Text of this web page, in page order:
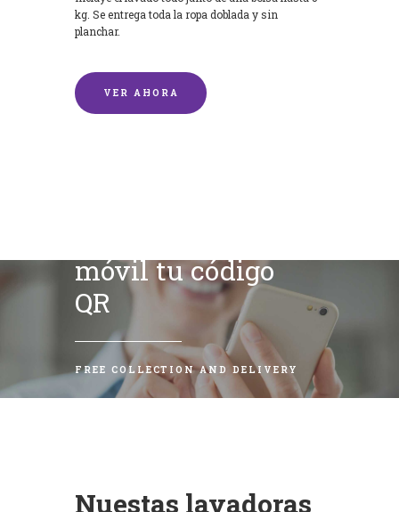
kg. Se entrega toda la ropa doblada y sin
planchar.
VER AHORA
móvil tu código
QR
FREE COLLECTION AND DELIVERY
Nuestas lavadoras